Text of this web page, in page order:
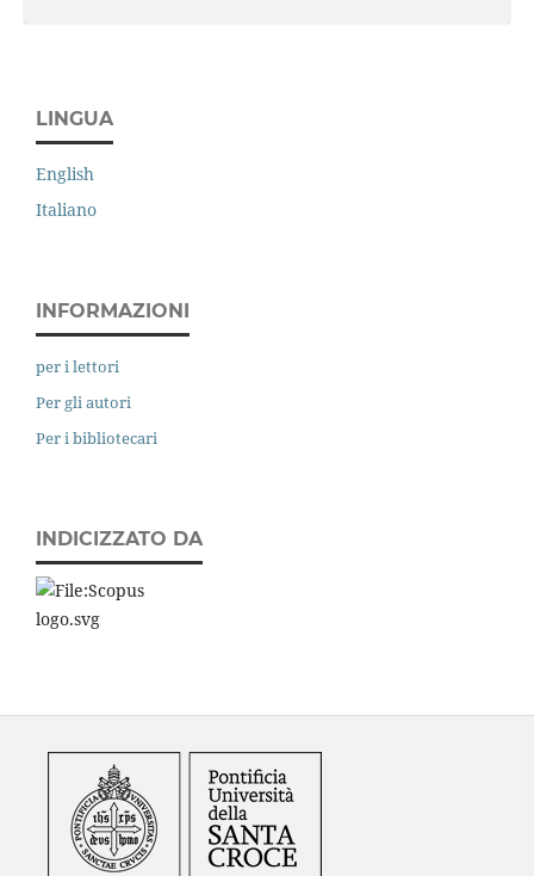
LINGUA
English
Italiano
INFORMAZIONI
per i lettori
Per gli autori
Per i bibliotecari
INDICIZZATO DA